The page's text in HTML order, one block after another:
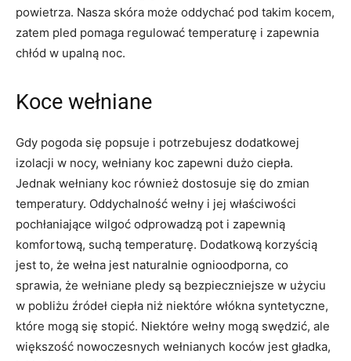
powietrza. Nasza skóra może oddychać pod takim kocem,
zatem pled pomaga regulować temperaturę i zapewnia
chłód w upalną noc.
Koce wełniane
Gdy pogoda się popsuje i potrzebujesz dodatkowej
izolacji w nocy, wełniany koc zapewni dużo ciepła.
Jednak wełniany koc również dostosuje się do zmian
temperatury. Oddychalność wełny i jej właściwości
pochłaniające wilgoć odprowadzą pot i zapewnią
komfortową, suchą temperaturę. Dodatkową korzyścią
jest to, że wełna jest naturalnie ognioodporna, co
sprawia, że ​​wełniane pledy są bezpieczniejsze w użyciu
w pobliżu źródeł ciepła niż niektóre włókna syntetyczne,
które mogą się stopić. Niektóre wełny mogą swędzić, ale
większość nowoczesnych wełnianych koców jest gładka,